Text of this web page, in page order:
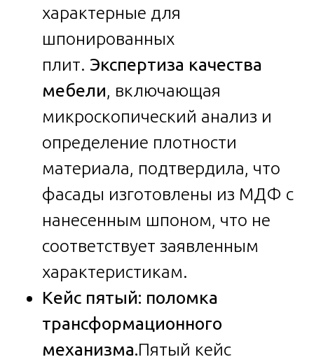
характерные для
шпонированных
плит. Экспертиза качества
мебели, включающая
микроскопический анализ и
определение плотности
материала, подтвердила, что
фасады изготовлены из МДФ с
нанесенным шпоном, что не
соответствует заявленным
характеристикам.
Кейс пятый: поломка
трансформационного
механизма.Пятый кейс